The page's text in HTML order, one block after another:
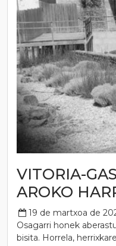
VITORIA-
AROKO
19 de martxoa de
Osagarri honek
bisita. Horrela,